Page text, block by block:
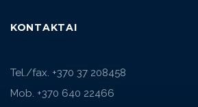
KONTAKTAI
Tel./fax. +370 37 208458
Mob. +370 640 22466